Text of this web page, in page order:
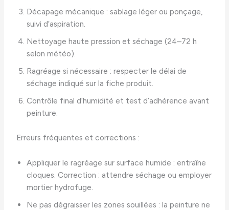
Décapage mécanique : sablage léger ou ponçage,
suivi d’aspiration.
Nettoyage haute pression et séchage (24–72 h
selon météo).
Ragréage si nécessaire : respecter le délai de
séchage indiqué sur la fiche produit.
Contrôle final d’humidité et test d’adhérence avant
peinture.
Erreurs fréquentes et corrections :
Appliquer le ragréage sur surface humide : entraîne
cloques. Correction : attendre séchage ou employer
mortier hydrofuge.
Ne pas dégraisser les zones souillées : la peinture ne